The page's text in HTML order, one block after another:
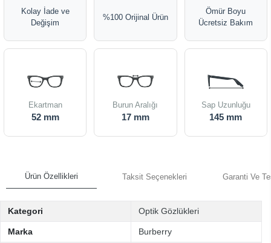
Kolay İade ve
Değişim
%100 Orijinal Ürün
Ömür Boyu
Ücretsiz Bakım
Ekartman
52 mm
Burun Aralığı
17 mm
Sap Uzunluğu
145 mm
Ürün Özellikleri Taksit Seçenekleri Garanti Ve
Kategori Optik Gözlükleri
Marka Burberry